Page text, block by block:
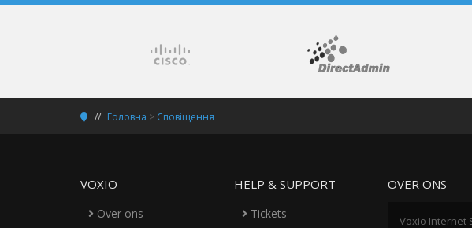
Головна > Сповіщення
VOXIO
Over ons
HELP & SUPPORT
Tickets
OVER ONS
Voxio Internet